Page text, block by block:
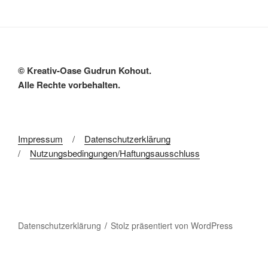
© Kreativ-Oase Gudrun Kohout.
Alle Rechte vorbehalten.
Impressum / Datenschutzerklärung
/ Nutzungsbedingungen/Haftungsausschluss
Datenschutzerklärung Stolz präsentiert von WordPress